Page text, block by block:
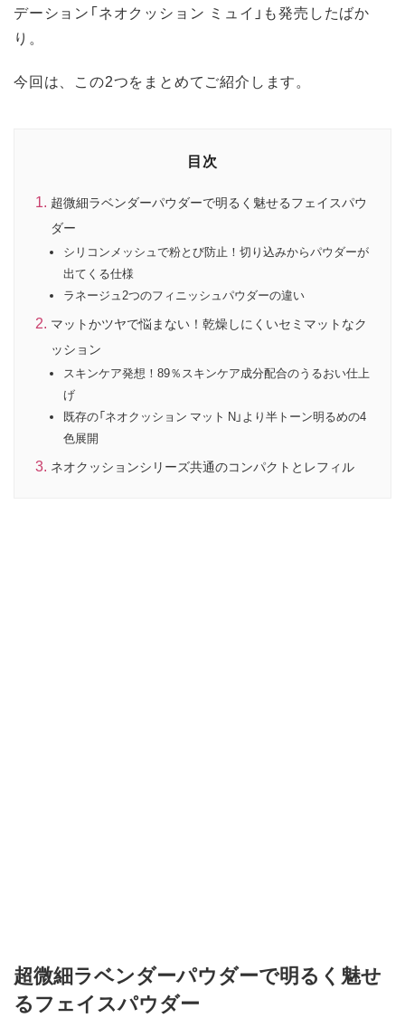
デーション「ネオクッション ミュイ」も発売したばか
り。
今回は、この2つをまとめてご紹介します。
目次
超微細ラベンダーパウダーで明るく魅せるフェイスパウ
ダー
シリコンメッシュで粉とび防止！切り込みからパウダーが
出てくる仕様
ラネージュ2つのフィニッシュパウダーの違い
マットかツヤで悩まない！乾燥しにくいセミマットなク
ッション
スキンケア発想！89％スキンケア成分配合のうるおい仕上
げ
既存の「ネオクッション マット N」より半トーン明るめの4
色展開
ネオクッションシリーズ共通のコンパクトとレフィル
超微細ラベンダーパウダーで明るく魅せ
るフェイスパウダー